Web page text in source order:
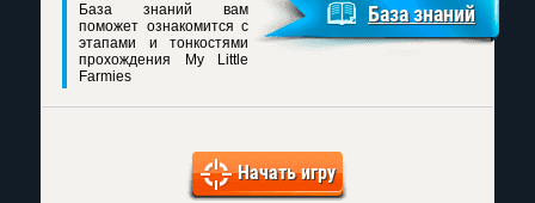
База знаний вам
поможет ознакомится с
этапами и тонкостями
прохождения My Little
Farmies
База знаний
Начать игру